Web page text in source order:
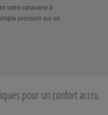
votre caravane à
pression sur un
pour un confort accru